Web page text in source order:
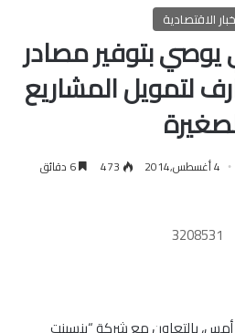
الاقتصادية
بتوفير مصادر
لتمويل المشاريع
4 أغسطس,2014 473